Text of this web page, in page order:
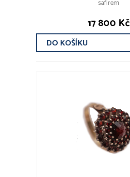
safírem
17 800 Kč
DO KOŠÍKU